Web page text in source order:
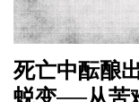
死亡中酝酿
蜕变──从苦